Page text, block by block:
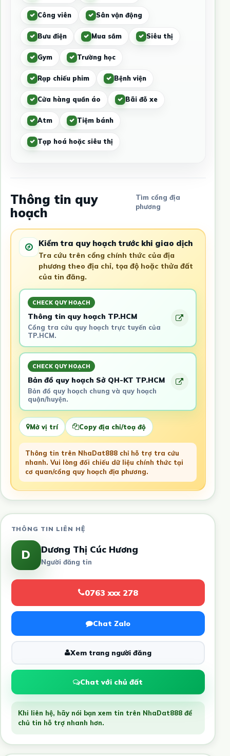
Công viên Sân vận động
Bưu điện Mua sắm Siêu thị
Gym Trường học
Rạp chiếu phim Bệnh viện
Cửa hàng quần áo Bãi đỗ xe
Atm Tiệm bánh
Tạp hoá hoặc siêu thị
Thông tin quy
hoạch
Tìm cổng địa
phương
Kiểm tra quy hoạch trước khi giao dịch
Tra cứu trên cổng chính thức của địa
phương theo địa chỉ, tọa độ hoặc thửa đất
của tin đăng.
CHECK QUY HOẠCH
Thông tin quy hoạch TP.HCM
Cổng tra cứu quy hoạch trực tuyến của
TP.HCM.
CHECK QUY HOẠCH
Bản đồ quy hoạch Sở QH-KT TP.HCM
Bản đồ quy hoạch chung và quy hoạch
quận/huyện.
Mở vị trí Copy địa chỉ/toạ độ
Thông tin trên NhaDat888 chỉ hỗ trợ tra cứu
nhanh. Vui lòng đối chiếu dữ liệu chính thức tại
cơ quan/cổng quy hoạch địa phương.
THÔNG TIN LIÊN HỆ
D Dương Thị Cúc Hương
Người đăng tin
0763 xxx 278
Chat Zalo
Xem trang người đăng
Chat với chủ đất
Khi liên hệ, hãy nói bạn xem tin trên NhaDat888 để
chủ tin hỗ trợ nhanh hơn.